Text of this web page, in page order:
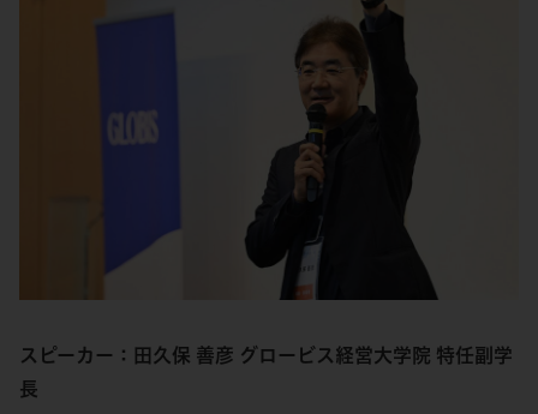
スピーカー：田久保 善彦 グロービス経営大学院 特任副学
長